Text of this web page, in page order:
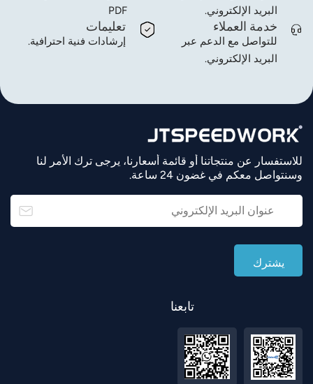
PDF
البريد الإلكتروني.
تعليمات
إرشادات فنية احترافية.
خدمة العملاء
للتواصل مع الدعم عبر
البريد الإلكتروني.
للاستفسار عن منتجاتنا أو قائمة أسعارنا، يرجى ترك الأمر لنا
وسنتواصل معكم في غضون 24 ساعة.
تابعنا